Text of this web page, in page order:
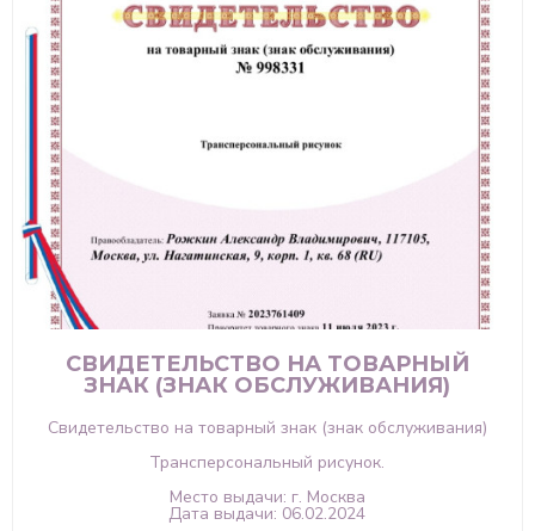
СВИДЕТЕЛЬСТВО НА ТОВАРНЫЙ
ЗНАК (ЗНАК ОБСЛУЖИВАНИЯ)
Свидетельство на товарный знак (знак обслуживания)
Трансперсональный рисунок.
Место выдачи: г. Москва
Дата выдачи: 06.02.2024